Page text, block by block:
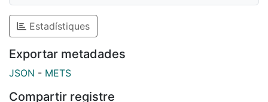
Estadístiques
Exportar metadades
JSON - METS
Compartir registre